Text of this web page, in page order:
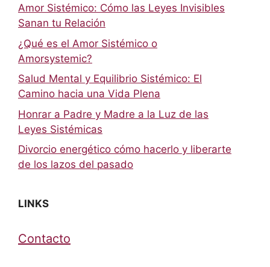
Amor Sistémico: Cómo las Leyes Invisibles
Sanan tu Relación
¿Qué es el Amor Sistémico o
Amorsystemic?
Salud Mental y Equilibrio Sistémico: El
Camino hacia una Vida Plena
Honrar a Padre y Madre a la Luz de las
Leyes Sistémicas
Divorcio energético cómo hacerlo y liberarte
de los lazos del pasado
LINKS
Contacto